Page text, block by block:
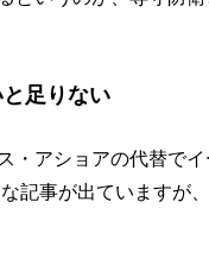
足りない
・アショアの代替で
記事が出ていますが